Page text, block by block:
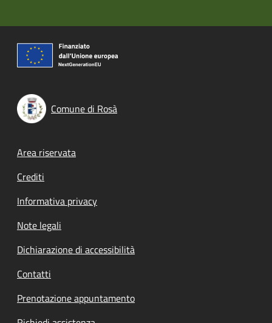
Comune di Rosà
Footer menu
Area riservata
Crediti
Informativa privacy
Note legali
Dichiarazione di accessibilità
Contatti
Prenotazione appuntamento